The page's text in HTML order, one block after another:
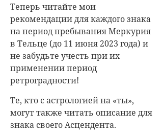
Теперь читайте мои
рекомендации для каждого знака
на период пребывания Меркурия
в Тельце (до 11 июня 2023 года) и
не забудьте учесть при их
применении период
ретроградности!
Те, кто с астрологией на «ты»,
могут также читать описание для
знака своего Асцендента.